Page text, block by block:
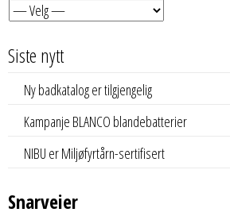
Siste nytt
Ny badkatalog er tilgjengelig
Kampanje BLANCO blandebatterier
NIBU er Miljøfyrtårn-sertifisert
Snarveier